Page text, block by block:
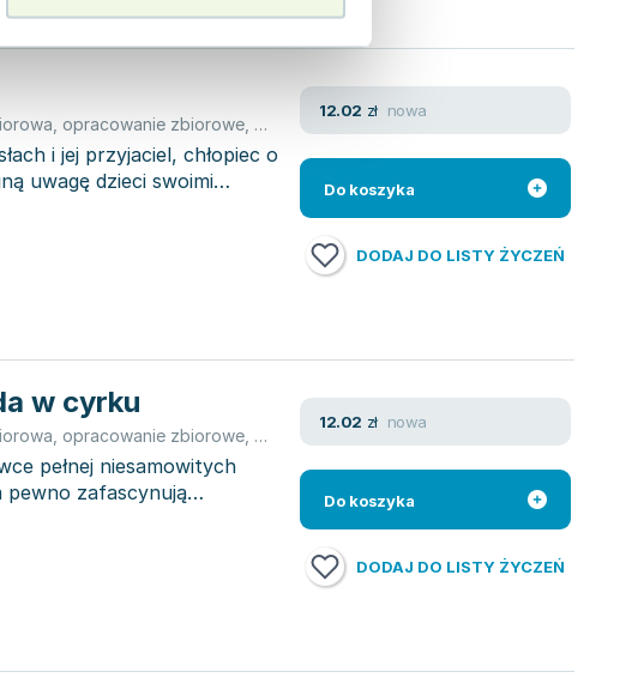
opracowanie zbiorowe Gerald O'Nan
i jej przyjaciel, chłopiec o
uwagę dzieci swoimi
12.02 zł nowa
Do koszyka
DODAJ DO LISTY ŻYCZEŃ
w cyrku
opracowanie zbiorowe Gerald O'Nan
pełnej niesamowitych
pewno zafascynują
12.02 zł nowa
Do koszyka
DODAJ DO LISTY ŻYCZEŃ